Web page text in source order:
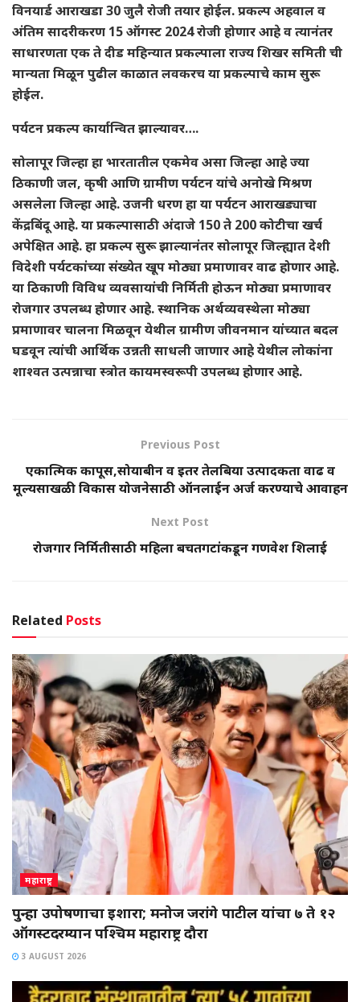
विनयार्ड आराखडा 30 जुलै रोजी तयार होईल. प्रकल्प अहवाल व
अंतिम सादरीकरण 15 ऑगस्ट 2024 रोजी होणार आहे व त्यानंतर
साधारणता एक ते दीड महिन्यात प्रकल्पाला राज्य शिखर समिती ची
मान्यता मिळून पुढील काळात लवकरच या प्रकल्पाचे काम सुरू
होईल.
पर्यटन प्रकल्प कार्यान्वित झाल्यावर….
सोलापूर जिल्हा हा भारतातील एकमेव असा जिल्हा आहे ज्या
ठिकाणी जल, कृषी आणि ग्रामीण पर्यटन यांचे अनोखे मिश्रण
असलेला जिल्हा आहे. उजनी धरण हा या पर्यटन आराखड्याचा
केंद्रबिंदू आहे. या प्रकल्पासाठी अंदाजे 150 ते 200 कोटीचा खर्च
अपेक्षित आहे. हा प्रकल्प सुरू झाल्यानंतर सोलापूर जिल्ह्यात देशी
विदेशी पर्यटकांच्या संख्येत खूप मोठ्या प्रमाणावर वाढ होणार आहे.
या ठिकाणी विविध व्यवसायांची निर्मिती होऊन मोठ्या प्रमाणावर
रोजगार उपलब्ध होणार आहे. स्थानिक अर्थव्यवस्थेला मोठ्या
प्रमाणावर चालना मिळवून येथील ग्रामीण जीवनमान यांच्यात बदल
घडवून त्यांची आर्थिक उन्नती साधली जाणार आहे येथील लोकांना
शाश्वत उत्पन्नाचा स्त्रोत कायमस्वरूपी उपलब्ध होणार आहे.
Previous Post
एकात्मिक कापूस,सोयाबीन व इतर तेलबिया उत्पादकता वाढ व
मूल्यसाखळी विकास योजनेसाठी ऑनलाईन अर्ज करण्याचे आवाहन
Next Post
रोजगार निर्मितीसाठी महिला बचतगटांकडून गणवेश शिलाई
Related Posts
महाराष्ट्र
पुन्हा उपोषणाचा इशारा; मनोज जरांगे पाटील यांचा ७ ते १२
ऑगस्टदरम्यान पश्चिम महाराष्ट्र दौरा
3 AUGUST 2026